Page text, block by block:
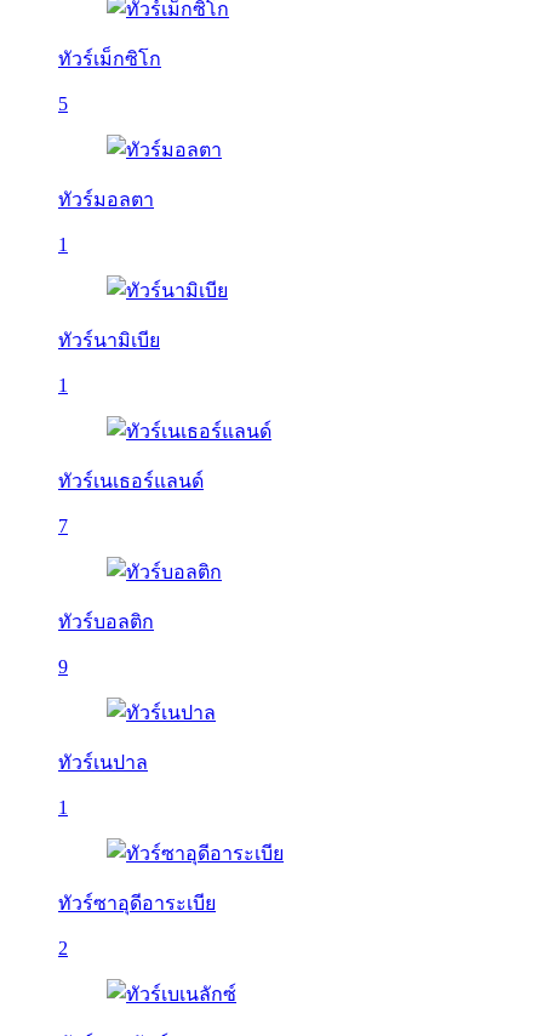
ทัวร์เม็กซิโก
5
ทัวร์มอลตา
1
ทัวร์นามิเบีย
1
ทัวร์เนเธอร์แลนด์
7
ทัวร์บอลติก
9
ทัวร์เนปาล
1
ทัวร์ซาอุดีอาระเบีย
2